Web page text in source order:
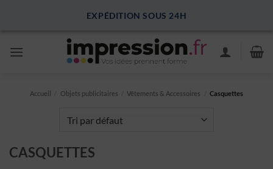
EXPÉDITION SOUS 24H
Accueil Objets publicitaires Vêtements & Accessoires Casquettes
CASQUETTES